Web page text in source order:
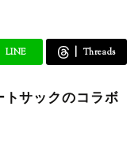
LINE Threads
サックのコラボ